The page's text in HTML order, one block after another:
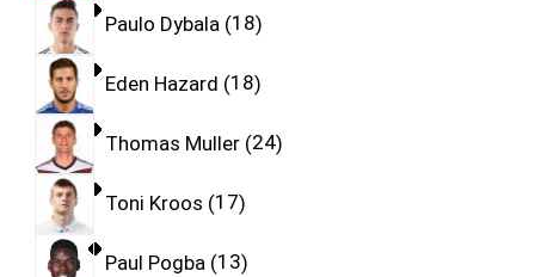
Paulo Dybala 18
Eden Hazard 18
Thomas Muller 24
Toni Kroos 17
Paul Pogba 13